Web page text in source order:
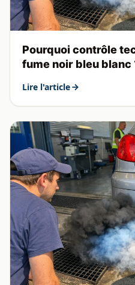
Pourquoi contrôle
fume noir bleu blanc
Lire l'article